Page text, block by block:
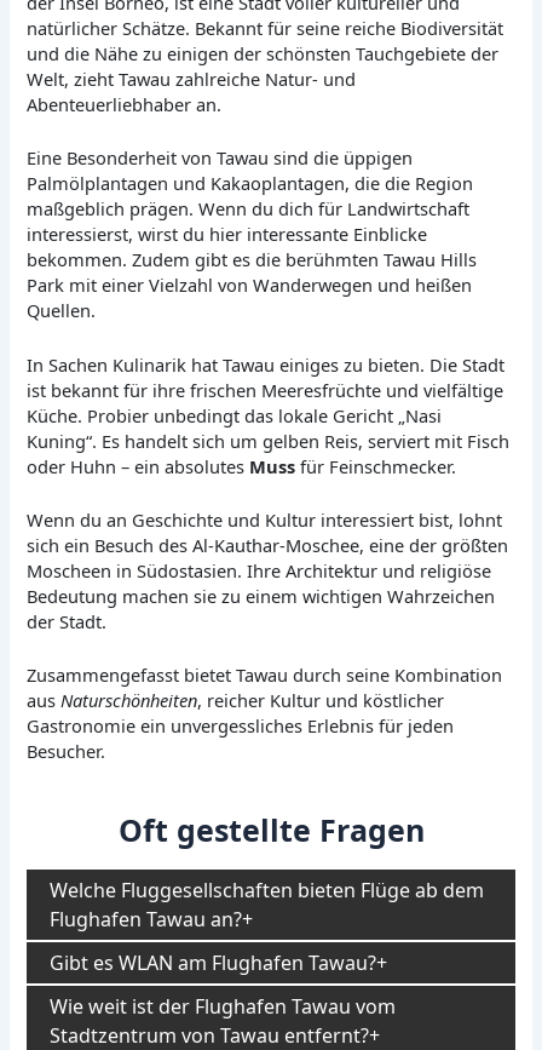
natürlicher Schätze. Bekannt für seine reiche Biodiversität
und die Nähe zu einigen der schönsten Tauchgebiete der
Welt, zieht Tawau zahlreiche Natur- und
Abenteuerliebhaber an.
Eine Besonderheit von Tawau sind die üppigen
Palmölplantagen und Kakaoplantagen, die die Region
maßgeblich prägen. Wenn du dich für Landwirtschaft
interessierst, wirst du hier interessante Einblicke
bekommen. Zudem gibt es die berühmten Tawau Hills
Park mit einer Vielzahl von Wanderwegen und heißen
Quellen.
In Sachen Kulinarik hat Tawau einiges zu bieten. Die Stadt
ist bekannt für ihre frischen Meeresfrüchte und vielfältige
Küche. Probier unbedingt das lokale Gericht „Nasi
Kuning“. Es handelt sich um gelben Reis, serviert mit Fisch
oder Huhn – ein absolutes Muss für Feinschmecker.
Wenn du an Geschichte und Kultur interessiert bist, lohnt
sich ein Besuch des Al-Kauthar-Moschee, eine der größten
Moscheen in Südostasien. Ihre Architektur und religiöse
Bedeutung machen sie zu einem wichtigen Wahrzeichen
der Stadt.
Zusammengefasst bietet Tawau durch seine Kombination
ausNaturschönheiten, reicher Kultur und köstlicher
Gastronomie ein unvergessliches Erlebnis für jeden
Besucher.
Oft gestellte Fragen
Welche Fluggesellschaften bieten Flüge ab dem
Flughafen Tawau an?
Gibt es WLAN am Flughafen Tawau?
Wie weit ist der Flughafen Tawau vom
Stadtzentrum von Tawau entfernt?